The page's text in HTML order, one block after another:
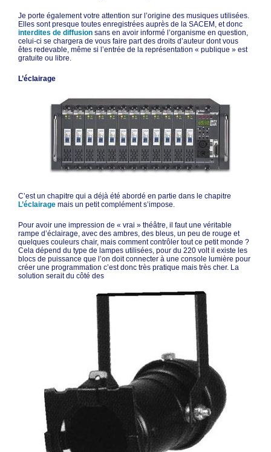
Je porte également votre attention sur l’origine des musiques utilisées.
Elles sont presque toutes enregistrées auprès de la SACEM, et donc
interdites de diffusion sans en avoir informé l’organisme en question,
celui-ci se chargera de vous faire part des droits d’auteur dont vous
êtes redevable, même si l’entrée de la représentation « publique » est
gratuite ou libre.
L’éclairage
C’est un chapitre qui a déjà été abordé en partie dans le chapitre
L’éclairage mais un petit complément s’impose.
Pour avoir une impression de « vrai » théâtre, il faut une véritable
rampe d’éclairage, avec des ambres, des bleus, un peu de rouge et
quelques couleurs chair, mais comment contrôler tout ce petit monde ?
Cela dépend du type de lampes utilisées, pour du 220 volt il existe les
blocs de puissance que l’on doit connecter à une console lumière pour
créer une programmation c’est donc très pratique mais très cher. La
solution serait du côté des